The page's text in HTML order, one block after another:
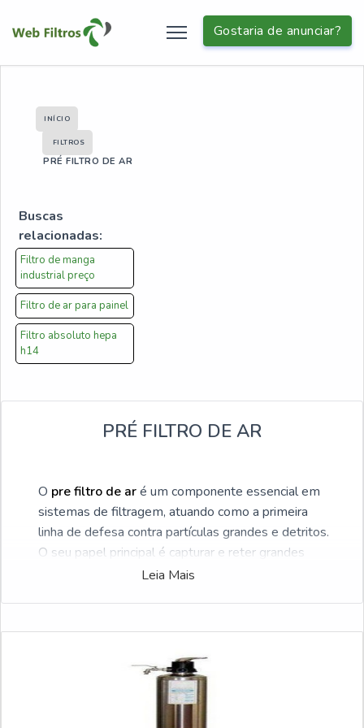
Gostaria de anunciar?
INÍCIO
FILTROS
PRÉ FILTRO DE AR
Buscas
relacionadas:
Filtro de manga
industrial preço
Filtro de ar para painel
Filtro absoluto hepa
h14
PRÉ FILTRO DE AR
O pre filtro de aré um componente essencial em
sistemas de filtragem, atuando como a primeira
linha de defesa contra partículas grandes e detritos.
O seu papel principal é capturar e reter grandes
contaminantes, como poeira, folhas, insetos e pelos.
os tópicos abaixo!
Para que serve o pre filtro de ar?
Tipos de pre filtro de ar
Leia Mais